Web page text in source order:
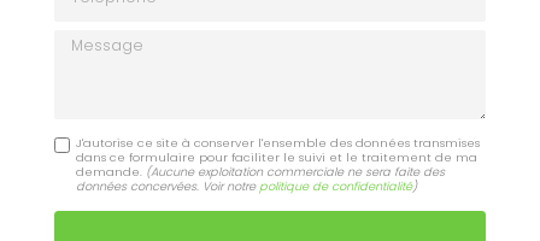
Message
J'autorise ce site à conserver l'ensemble des données transmises
dans ce formulaire pour faciliter le suivi et le traitement de ma
demande. (Aucune exploitation commerciale ne sera faite des
données concervées. Voir notre politique de confidentialité)